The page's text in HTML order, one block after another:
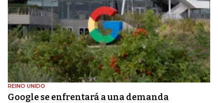
REINO UNIDO
Google se enfrentará a una demanda